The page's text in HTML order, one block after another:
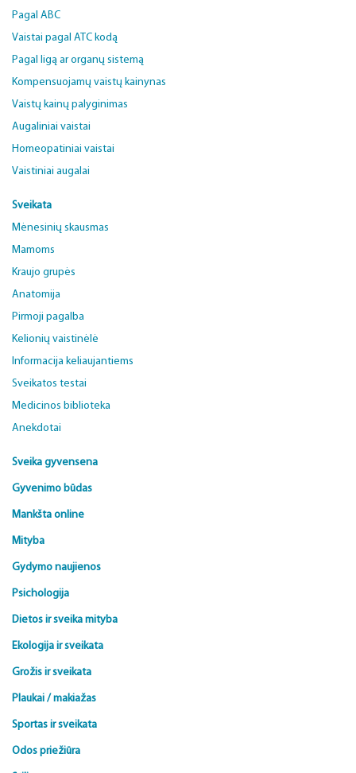
Pagal ABC
Vaistai pagal ATC kodą
Pagal ligą ar organų sistemą
Kompensuojamų vaistų kainynas
Vaistų kainų palyginimas
Augaliniai vaistai
Homeopatiniai vaistai
Vaistiniai augalai
Sveikata
Mėnesinių skausmas
Mamoms
Kraujo grupės
Anatomija
Pirmoji pagalba
Kelionių vaistinėlė
Informacija keliaujantiems
Sveikatos testai
Medicinos biblioteka
Anekdotai
Sveika gyvensena
Gyvenimo būdas
Mankšta online
Mityba
Gydymo naujienos
Psichologija
Dietos ir sveika mityba
Ekologija ir sveikata
Grožis ir sveikata
Plaukai / makiažas
Sportas ir sveikata
Odos priežiūra